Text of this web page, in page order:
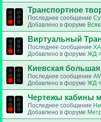
Транспортное
Последнее сообщение
Добавлено в форуме
Виртуальный
Последнее сообщение
Добавлено в форуме ЖД-
Киевская
Последнее сообщение
Добавлено в форуме ЖД-
Чертежы кабины
Последнее сообщение
Добавлено в форуме